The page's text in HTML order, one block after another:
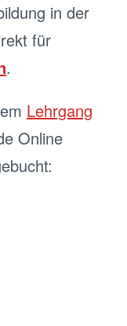
in der
für
.
Lehrgang
Online